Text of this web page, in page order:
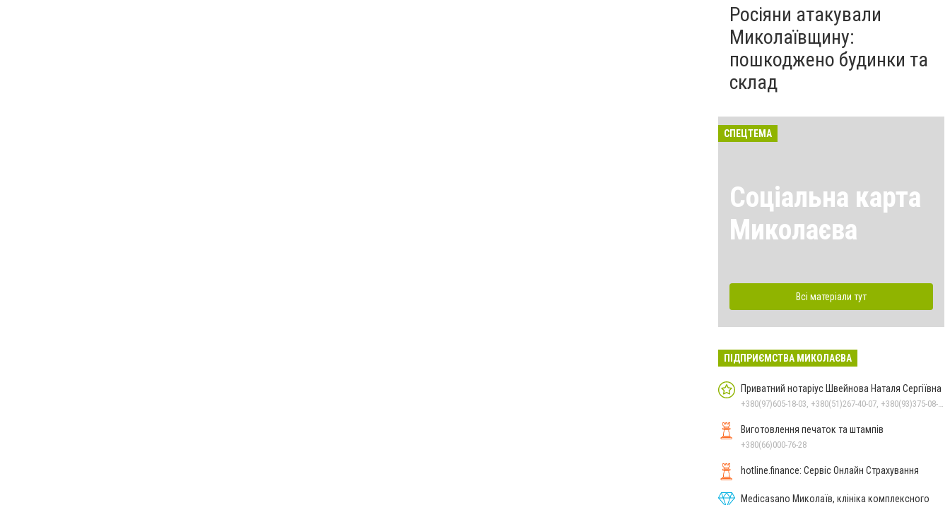
Росіяни атакували
Миколаївщину:
пошкоджено будинки та
склад
СПЕЦТЕМА
Соціальна карта
Миколаєва
Всі матеріали тут
ПІДПРИЄМСТВА МИКОЛАЄВА
Приватний нотаріус Швейнова Наталя Сергіївна
Виготовлення печаток та штампів
+380(66)000-76-28
hotline.finance: Сервіс Онлайн Страхування
Medicasano Миколаїв, клініка комплексного